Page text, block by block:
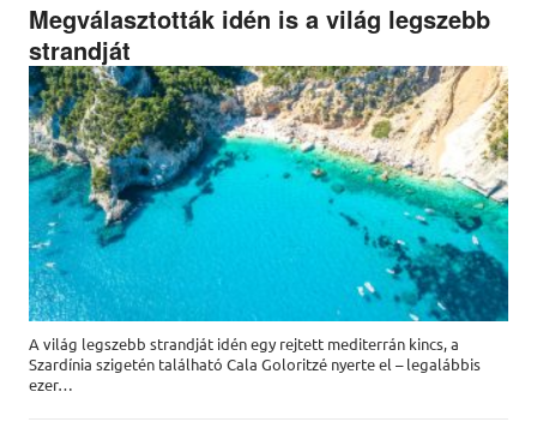
Megválasztották idén is a világ legszebb
strandját
A világ legszebb strandját idén egy rejtett mediterrán kincs, a
Szardínia szigetén található Cala Goloritzé nyerte el – legalábbis
ezer…